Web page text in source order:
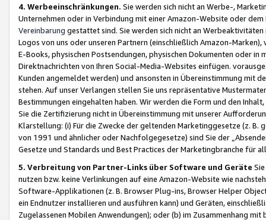
4. Werbeeinschränkungen. Sie werden sich nicht an Werbe-,
Unternehmen oder in Verbindung mit einer Amazon-Website oder
Vereinbarung gestattet sind. Sie werden sich nicht an
Logos von uns oder unseren Partnern (einschließlich Amazon-
E-Books, physischen Postsendungen, physischen Dokumenten oder in
Direktnachrichten von Ihren Social-Media-Websites einfügen.
Kunden angemeldet werden) und ansonsten in Übereinstimmung mit
stehen. Auf unser Verlangen stellen Sie uns repräsentative
Bestimmungen eingehalten haben. Wir werden die Form und den
Sie die Zertifizierung nicht in Übereinstimmung mit unserer
Klarstellung: (i) Für die Zwecke der geltenden Marketinggesetze (z. B.
von 1991 und ähnlicher oder Nachfolgegesetze) sind Sie der
Gesetze und Standards und Best Practices der Marketingbranche für
5. Verbreitung von Partner-Links über Software und Geräte
nutzen bzw. keine Verlinkungen auf eine Amazon-Website wie
Software-Applikationen (z. B. Browser Plug-ins, Browser Helper
ein Endnutzer installieren und ausführen kann) und Geräten,
Zugelassenen Mobilen Anwendungen); oder (b) im Zusammenhang